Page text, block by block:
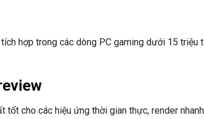
hợp trong các dòng PC gaming dưới 15 triệu
tốt cho các hiệu ứng thời gian thực, render